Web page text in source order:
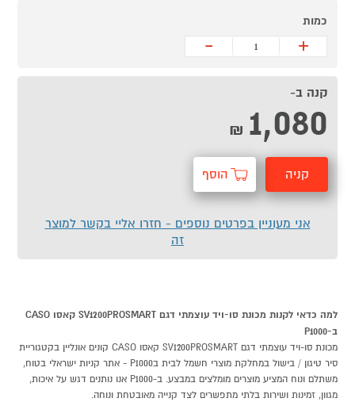
כמות
+
-
קנה ב-
1,080
₪
קניה הוסף
אני מעוניין בפרטים נוספים - חזרו אליי בקשר למוצר
זה
למה כדאי לקנות מכונת סו-ויד עוצמתי דגם SV1200PROSMART קאסו CASO
ב-P1000
מכונת סו-ויד עוצמתי דגם SV1200PROSMART קאסו CASO קונים אונליין בקטגוריית
סיר טיגון / בישול במחלקת מוצרי חשמל לבית בP1000 - אתר קניות ישראלי בטוח,
משתלם ונוח המציע מוצרים מומלצים במבצע. ב-P1000 אנו נותנים דגש על איכות,
מגוון, זמינות ושירות בלתי מתפשרים לצד קנייה מאובטחת ונוחה.